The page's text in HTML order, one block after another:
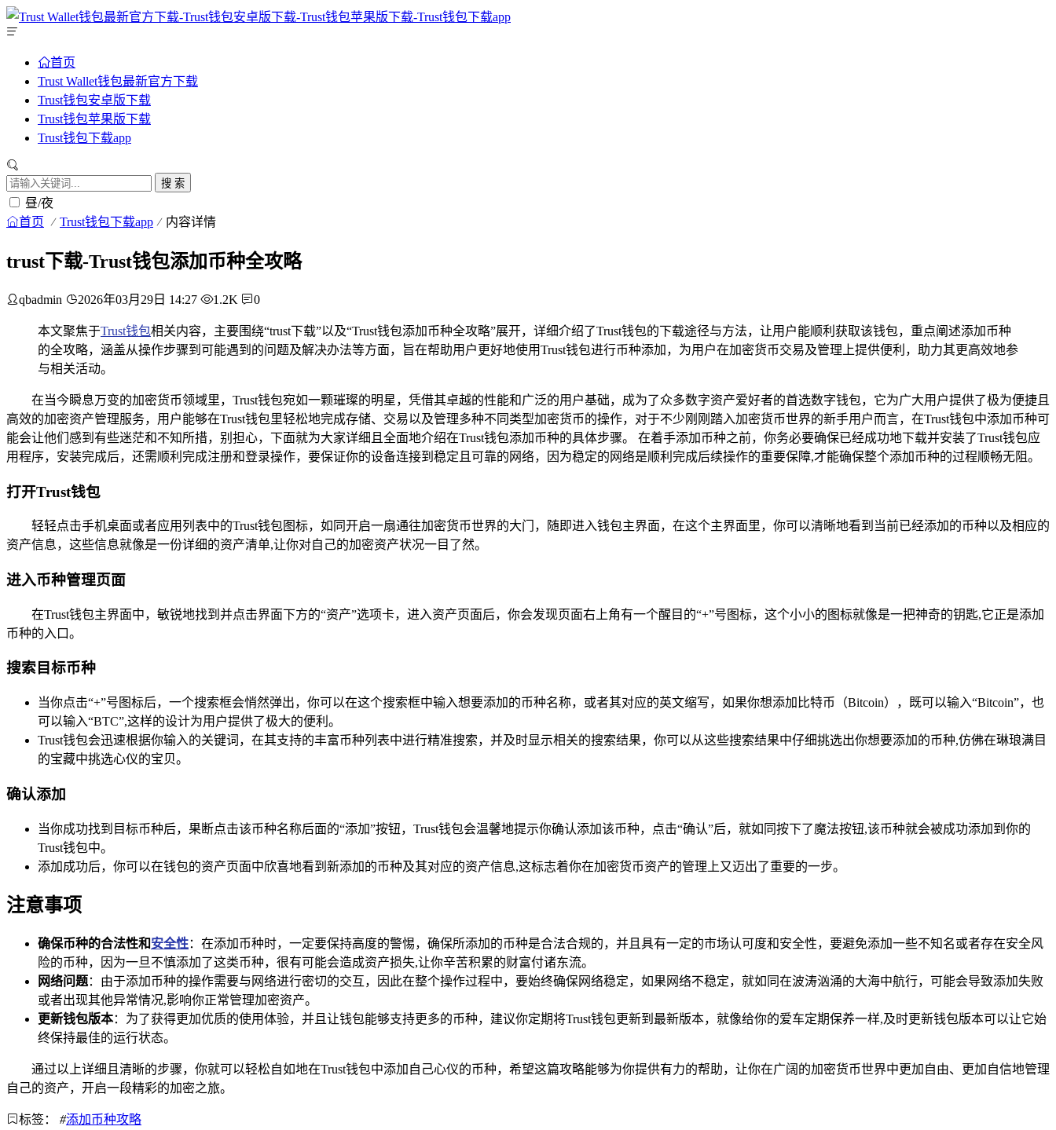
首页
Trust Wallet钱包最新官方下载
Trust钱包安卓版下载
Trust钱包苹果版下载
Trust钱包下载app
搜 索
昼/夜
首页 Trust钱包下载app 内容详情
trust下载-Trust钱包添加币种全攻略
qbadmin 2026年03月29日 14:27 1.2K 0
本文聚焦于Trust钱包相关内容，主要围绕“trust下载”以及“Trust钱包添加币种全攻略”展开，详细介绍了Trust钱包的下载途径与方法，让用户能顺利获取该钱包，重点阐述添加币种
的全攻略，涵盖从操作步骤到可能遇到的问题及解决办法等方面，旨在帮助用户更好地使用Trust钱包进行币种添加，为用户在加密货币交易及管理上提供便利，助力其更高效地参
与相关活动。
在当今瞬息万变的加密货币领域里，Trust钱包宛如一颗璀璨的明星，凭借其卓越的性能和广泛的用户基础，成为了众多数字资产爱好者的首选数字钱包，它为广大用户提供了极为便捷且
高效的加密资产管理服务，用户能够在Trust钱包里轻松地完成存储、交易以及管理多种不同类型加密货币的操作，对于不少刚刚踏入加密货币世界的新手用户而言，在Trust钱包中添加币种可
能会让他们感到有些迷茫和不知所措，别担心，下面就为大家详细且全面地介绍在Trust钱包添加币种的具体步骤。 在着手添加币种之前，你务必要确保已经成功地下载并安装了Trust钱包应
用程序，安装完成后，还需顺利完成注册和登录操作，要保证你的设备连接到稳定且可靠的网络，因为稳定的网络是顺利完成后续操作的重要保障,才能确保整个添加币种的过程顺畅无阻。
打开Trust钱包
轻轻点击手机桌面或者应用列表中的Trust钱包图标，如同开启一扇通往加密货币世界的大门，随即进入钱包主界面，在这个主界面里，你可以清晰地看到当前已经添加的币种以及相应的
资产信息，这些信息就像是一份详细的资产清单,让你对自己的加密资产状况一目了然。
进入币种管理页面
在Trust钱包主界面中，敏锐地找到并点击界面下方的“资产”选项卡，进入资产页面后，你会发现页面右上角有一个醒目的“+”号图标，这个小小的图标就像是一把神奇的钥匙,它正是添加
币种的入口。
搜索目标币种
当你点击“+”号图标后，一个搜索框会悄然弹出，你可以在这个搜索框中输入想要添加的币种名称，或者其对应的英文缩写，如果你想添加比特币（Bitcoin），既可以输入“Bitcoin”，也
可以输入“BTC”,这样的设计为用户提供了极大的便利。
Trust钱包会迅速根据你输入的关键词，在其支持的丰富币种列表中进行精准搜索，并及时显示相关的搜索结果，你可以从这些搜索结果中仔细挑选出你想要添加的币种,仿佛在琳琅满目
的宝藏中挑选心仪的宝贝。
确认添加
当你成功找到目标币种后，果断点击该币种名称后面的“添加”按钮，Trust钱包会温馨地提示你确认添加该币种，点击“确认”后，就如同按下了魔法按钮,该币种就会被成功添加到你的
Trust钱包中。
添加成功后，你可以在钱包的资产页面中欣喜地看到新添加的币种及其对应的资产信息,这标志着你在加密货币资产的管理上又迈出了重要的一步。
注意事项
确保币种的合法性和安全性：在添加币种时，一定要保持高度的警惕，确保所添加的币种是合法合规的，并且具有一定的市场认可度和安全性，要避免添加一些不知名或者存在安全风
险的币种，因为一旦不慎添加了这类币种，很有可能会造成资产损失,让你辛苦积累的财富付诸东流。
网络问题：由于添加币种的操作需要与网络进行密切的交互，因此在整个操作过程中，要始终确保网络稳定，如果网络不稳定，就如同在波涛汹涌的大海中航行，可能会导致添加失败
或者出现其他异常情况,影响你正常管理加密资产。
更新钱包版本：为了获得更加优质的使用体验，并且让钱包能够支持更多的币种，建议你定期将Trust钱包更新到最新版本，就像给你的爱车定期保养一样,及时更新钱包版本可以让它始
终保持最佳的运行状态。
通过以上详细且清晰的步骤，你就可以轻松自如地在Trust钱包中添加自己心仪的币种，希望这篇攻略能够为你提供有力的帮助，让你在广阔的加密货币世界中更加自由、更加自信地管理
自己的资产，开启一段精彩的加密之旅。
标签： #添加币种攻略